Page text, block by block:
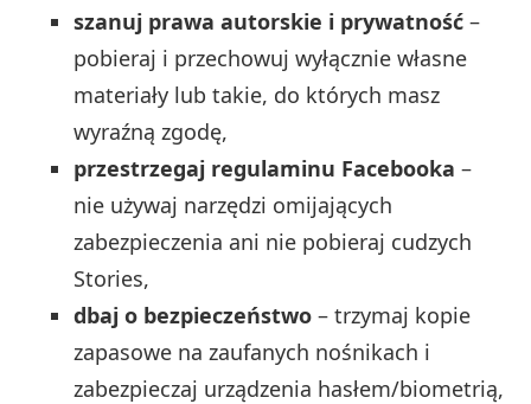
szanuj prawa autorskie i prywatność –
pobieraj i przechowuj wyłącznie własne
materiały lub takie, do których masz
wyraźną zgodę,
przestrzegaj regulaminu Facebooka –
nie używaj narzędzi omijających
zabezpieczenia ani nie pobieraj cudzych
Stories,
dbaj o bezpieczeństwo – trzymaj kopie
zapasowe na zaufanych nośnikach i
zabezpieczaj urządzenia hasłem/biometrią,